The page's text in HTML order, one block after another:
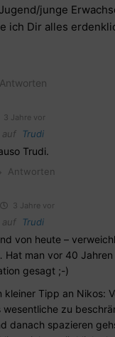
junge
ich Dir alles
Antworten
3 Jahre vor
Trudi
Trudi.
Antworten
3 Jahre vor
Trudi
von heute –
Hat man vor 40 Jahren
gesagt ;-)
kleiner Tipp an Nikos:
wesentliche zu
danach spazieren